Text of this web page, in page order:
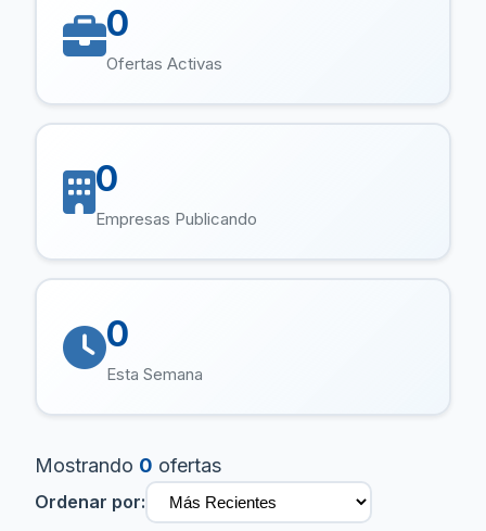
0
Ofertas Activas
0
Empresas Publicando
0
Esta Semana
Mostrando 0 ofertas
Ordenar por: